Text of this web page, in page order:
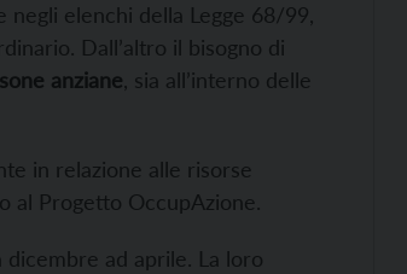
elenchi della Legge 68/99,
Dall’altro il bisogno di
anziane , sia all’interno delle
in relazione alle risorse
al Progetto OccupAzione.
dicembre ad aprile. La loro